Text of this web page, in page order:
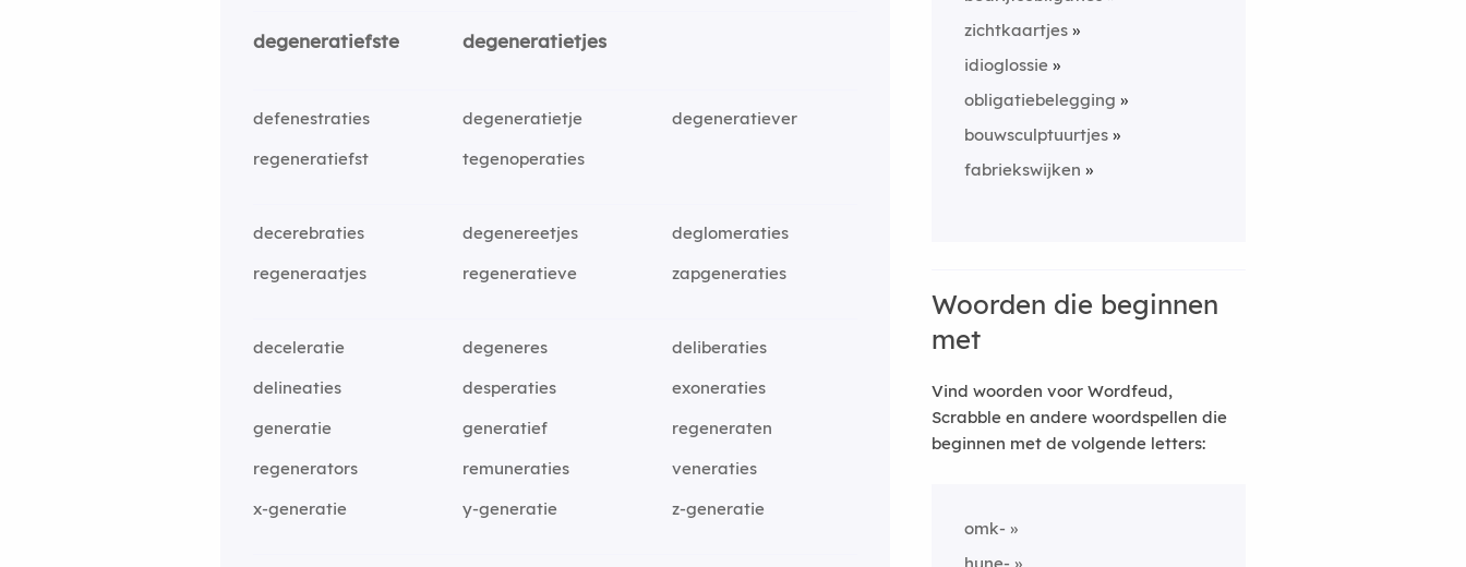
degeneratiefste degeneratietjes
defenestraties degeneratietje
degeneratiever
regeneratiefst
tegenoperaties
decerebraties degenereetjes
deglomeraties
regeneraatjes
regeneratieve zapgeneraties
deceleratie degeneres
deliberaties
delineaties
desperaties
exoneraties
generatie
generatief
regeneraten
regenerators
remuneraties
veneraties
x-generatie
y-generatie z-generatie
zichtkaartjes
idioglossie
obligatiebelegging
bouwsculptuurtjes
fabriekswijken
Woorden die beginnen
met
Vind woorden voor Wordfeud,
Scrabble en andere woordspellen die
beginnen met de volgende letters:
omk-